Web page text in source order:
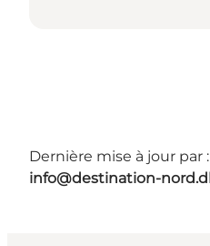
Dernière mise à jour par :
info@destination-